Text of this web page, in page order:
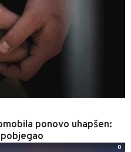
ponovo uhapšen:
0